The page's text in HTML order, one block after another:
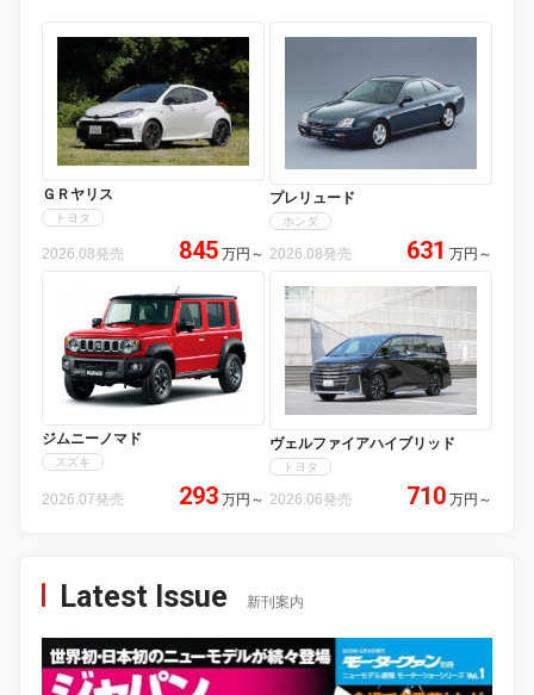
ＧＲヤリス
トヨタ
2026.08発売 845 万円 ～
プレリュード
ホンダ
2026.08発売 631 万円 ～
ジムニーノマド
スズキ
2026.07発売 293 万円 ～
ヴェルファイアハイブリッド
トヨタ
2026.06発売 710 万円 ～
Latest Issue 新刊案内